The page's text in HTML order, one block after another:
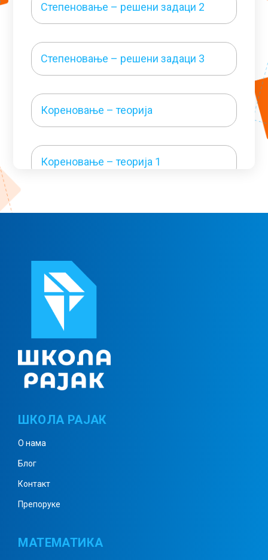
Степеновање – решени задаци 2
Степеновање – решени задаци 3
Кореновање – теорија
Кореновање – теорија 1
Кореновање – решени задаци 1
Кореновање – решени задаци 2
Кореновање – решени задаци 3
Комплексни бројеви 1
Комплексни бројеви 2
ШКОЛА РАЈАК
О нама
Блог
Контакт
Препоруке
МАТЕМАТИКА